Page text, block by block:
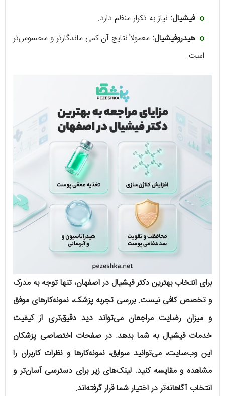
فیشیال: نیاز به تکرار منظم دارد.
هیدروفیشیال: معمولاً نتایج آن کمی ماندگارتر و محسوس‌تر
است.
برای انتخاب بهترین دکتر فیشیال در اصفهان، تنها توجه به مدرک
و تخصص کافی نیست. بررسی تجربه پزشک، نمونه‌کارهای موفق
و میزان رضایت مراجعان می‌تواند دید دقیق‌تری از کیفیت
خدمات فیشیال به شما بدهد. در صفحات اختصاصی پزشکان
این وب‌سایت، می‌توانید سوابق، نمونه‌کارها و نظرات کاربران را
مشاهده و مقایسه کنید. لینک‌های زیر برای دسترسی آسان‌تر و
انتخاب آگاهانه‌تر در اختیار شما قرار گرفته‌اند.